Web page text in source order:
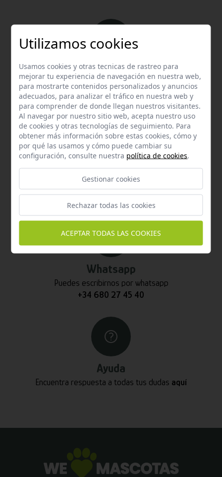
Email
Contacta con nosotros vía email
hola@welovemascotas.com
Contacta con nosotros a través del teléfono
Whatsapp
Puedes escribirnos por whatsapp
+34 680 27 45 40
Ayuda
Encuentra respuesta a todas tus dudas aquí
Utilizamos cookies
Usamos cookies y otras tecnicas de rastreo para
mejorar tu experiencia de navegación en nuestra web,
para mostrarte contenidos personalizados y anuncios
adecuados, para analizar el tráfico en nuestra web y
para comprender de donde llegan nuestros visitantes.
Al navegar por nuestro sitio web, acepta nuestro uso
de cookies y otras tecnologías de seguimiento. Para
obtener más información sobre estas cookies, cómo y
por qué las usamos y cómo puede cambiar su
configuración, consulte nuestra política de cookies.
Gestionar cookies
Rechazar todas las cookies
ACEPTAR TODAS LAS COOKIES